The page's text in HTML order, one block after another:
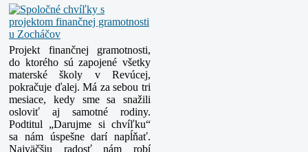
Projekt finančnej gramotnosti,
do ktorého sú zapojené všetky
materské školy v Revúcej,
pokračuje ďalej. Má za sebou tri
mesiace, kedy sme sa snažili
osloviť aj samotné rodiny.
Podtitul „Darujme si chvíľku“
sa nám úspešne darí napĺňať.
Najväčšiu radosť nám robí